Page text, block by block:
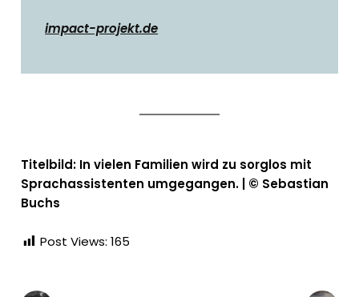
impact-projekt.de
Titelbild: In vielen Familien wird zu sorglos mit
Sprachassistenten umgegangen. | © Sebastian
Buchs
Post Views: 165